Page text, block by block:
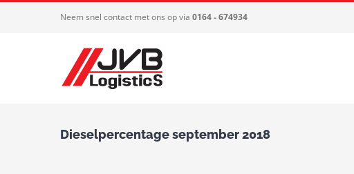
Neem snel contact met ons op via 0164 - 674934
Dieselpercentage september 2018